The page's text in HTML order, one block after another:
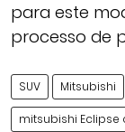
para este
processo de
SUV Mitsubishi
mitsubishi Eclipse